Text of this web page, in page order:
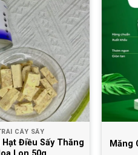
Yêu thích
CÂY SẤY
Điều Sấy Thăng
Măng